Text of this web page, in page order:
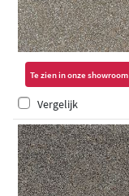
Te zien in onze showroom
Vergelijk